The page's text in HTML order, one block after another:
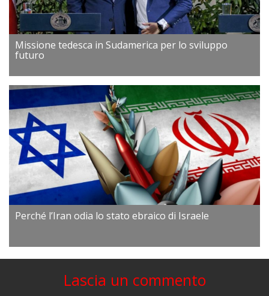
Missione tedesca in Sudamerica per lo sviluppo
futuro
Perché l’Iran odia lo stato ebraico di Israele
Lascia un commento